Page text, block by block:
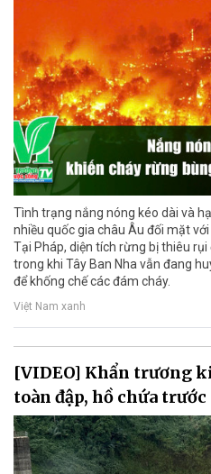
Tình trạng nắng nóng kéo dài và
nhiều quốc gia châu Âu đối mặt
Tại Pháp, diện tích rừng bị thiêu
trong khi Tây Ban Nha vẫn đang
để khống chế các đám cháy.
Việt Nam xanh
[VIDEO] Khẩn trương
toàn đập, hồ chứa